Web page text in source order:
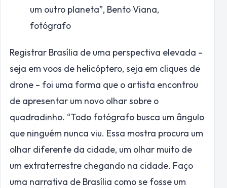
um outro planeta”, Bento Viana,
fotógrafo
Registrar Brasília de uma perspectiva elevada –
seja em voos de helicóptero, seja em cliques de
drone – foi uma forma que o artista encontrou
de apresentar um novo olhar sobre o
quadradinho. “Todo fotógrafo busca um ângulo
que ninguém nunca viu. Essa mostra procura um
olhar diferente da cidade, um olhar muito de
um extraterrestre chegando na cidade. Faço
uma narrativa de Brasília como se fosse um